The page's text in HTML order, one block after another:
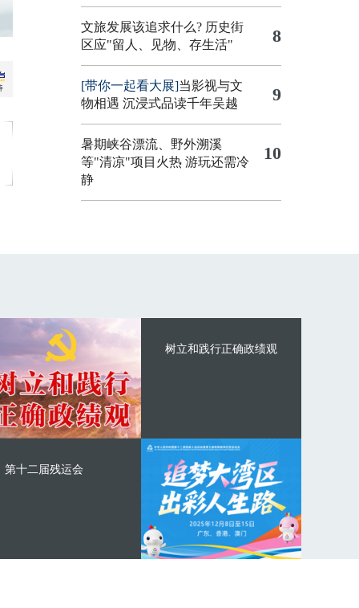
文旅发展该追求什么? 历史街
区应"留人、见物、存生活"
8
[带你一起看大展]当影视与文
物相遇 沉浸式品读千年吴越
9
暑期峡谷漂流、野外溯溪
等"清凉"项目火热 游玩还需冷
静
10
树立和践行正确政绩观
第十二届残运会